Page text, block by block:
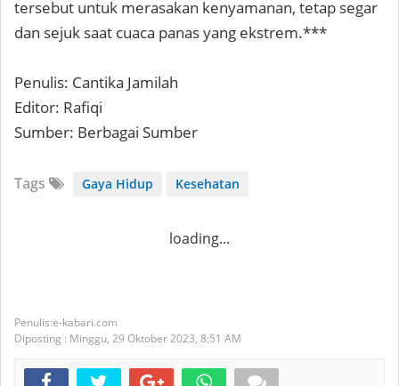
tersebut untuk merasakan kenyamanan, tetap segar
dan sejuk saat cuaca panas yang ekstrem.***
Penulis: Cantika Jamilah
Editor: Rafiqi
Sumber: Berbagai Sumber
Tags Gaya Hidup Kesehatan
loading...
e-kabari.com
Diposting : Minggu, 29 Oktober 2023, 8:51 AM